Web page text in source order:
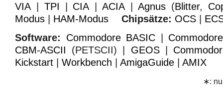
VIA
TPI CIA |ACIA Agnus(Blitter,
Modus
HAM-Modus Chipsätze: OCS
Software:
Commodore BASIC
CBM-ASCII (PETSCII) | GEOS|
Kickstart
Workbench AmigaGuide AMIX
∗: